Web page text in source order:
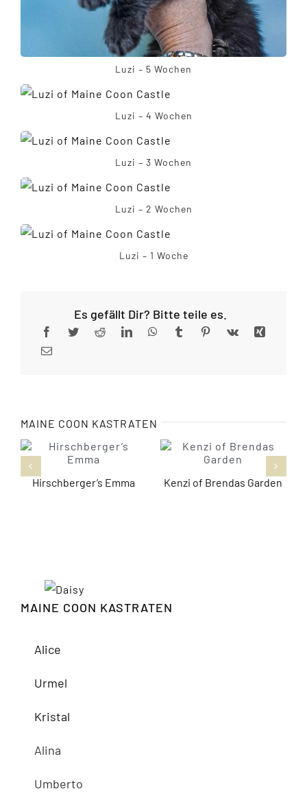
Luzi – 5 Wochen
Luzi – 4 Wochen
Luzi – 3 Wochen
Luzi – 2 Wochen
Luzi – 1 Woche
Es gefällt Dir? Bitte teile es.
MAINE COON KASTRATEN
Hirschberger’s Emma Kenzi of Brendas Garden
MAINE COON KASTRATEN
Alice
Urmel
Kristal
Alina
Umberto